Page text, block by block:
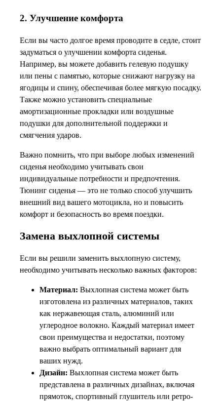
2. Улучшение комфорта
Если вы часто долгое время проводите в седле, стоит
задуматься о улучшении комфорта сиденья.
Например, вы можете добавить гелевую подушку
или пены с памятью, которые снижают нагрузку на
ягодицы и спину, обеспечивая более мягкую посадку.
Также можно установить специальные
амортизационные прокладки или воздушные
подушки для дополнительной поддержки и
смягчения ударов.
Важно помнить, что при выборе любых изменений
сиденья необходимо учитывать свои
индивидуальные потребности и предпочтения.
Тюнинг сиденья — это не только способ улучшить
внешний вид вашего мотоцикла, но и повысить
комфорт и безопасность во время поездки.
Замена выхлопной системы
Если вы решили заменить выхлопную систему,
необходимо учитывать несколько важных факторов:
Материал: Выхлопная система может быть
изготовлена из различных материалов, таких
как нержавеющая сталь, алюминий или
углеродное волокно. Каждый материал имеет
свои преимущества и недостатки, поэтому
важно выбрать оптимальный вариант для
ваших нужд.
Дизайн: Выхлопная система может быть
представлена в различных дизайнах, включая
прямоток, спортивный глушитель или ретро-